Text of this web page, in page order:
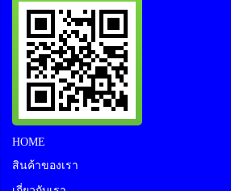
HOME
สินค้าของเรา